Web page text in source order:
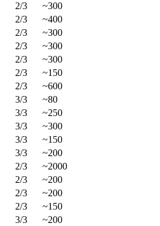
2/3
~300
2/3
~400
2/3
~300
2/3
~300
2/3
~300
2/3
~150
2/3
~600
3/3
~80
3/3
~250
3/3
~300
3/3
~150
3/3
~200
2/3
~2000
2/3
~200
2/3
~200
2/3
~150
3/3
~200